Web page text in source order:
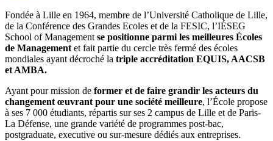
Fondée à Lille en 1964, membre de l’Université Catholique de Lille,
de la Conférence des Grandes Ecoles et de la FESIC, l’IÉSEG
School of Management se positionne parmi les meilleures Écoles
de Management et fait partie du cercle très fermé des écoles
mondiales ayant décroché la triple accréditation EQUIS, AACSB
et AMBA.
Ayant pour mission de former et de faire grandir les acteurs du
changement œuvrant pour une société meilleure, l’École propose
à ses 7 000 étudiants, répartis sur ses 2 campus de Lille et de Paris-
La Défense, une grande variété de programmes post-bac,
postgraduate, executive ou sur-mesure dédiés aux entreprises.